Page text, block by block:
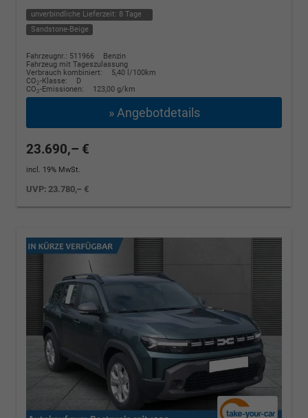
unverbindliche Lieferzeit: 8 Tage
Sandstone-Beige
Fahrzeugnr.: 511966
Benzin
Fahrzeug mit Tageszulassung
Verbrauch kombiniert:
5,40 l/100km
CO2-Klasse:
D
CO2-Emissionen: 123,00 g/km
» Angebotdetails
23.690,– €
incl. 19% MwSt.
UVP:23.780,– €